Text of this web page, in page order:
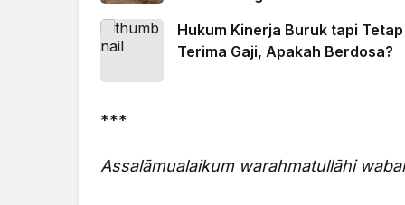
Hukum Kinerja Buruk tapi Tetap
Terima Gaji, Apakah Berdosa?
***
Assalāmualaikum warahmatullāhi